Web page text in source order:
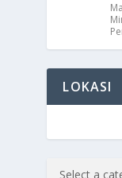
LOKASI